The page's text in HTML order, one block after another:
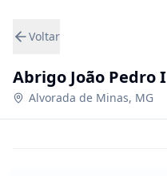
Voltar
Abrigo João Pedro I
Alvorada de Minas, MG